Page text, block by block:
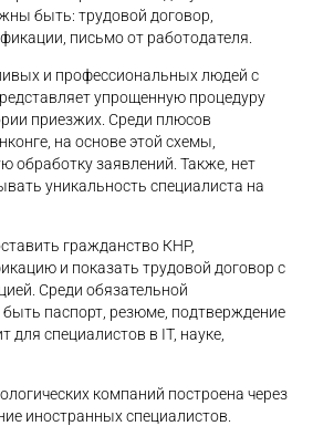
быть: трудовой договор,
письмо от работодателя.
и профессиональных людей с
упрощенную процедуру
приезжих. Среди плюсов
на основе этой схемы,
обработку заявлений. Также, нет
уникальность специалиста на
гражданство КНР,
и показать трудовой договор с
Среди обязательной
паспорт, резюме, подтверждение
для специалистов в IT, науке,
компаний построена через
иностранных специалистов.